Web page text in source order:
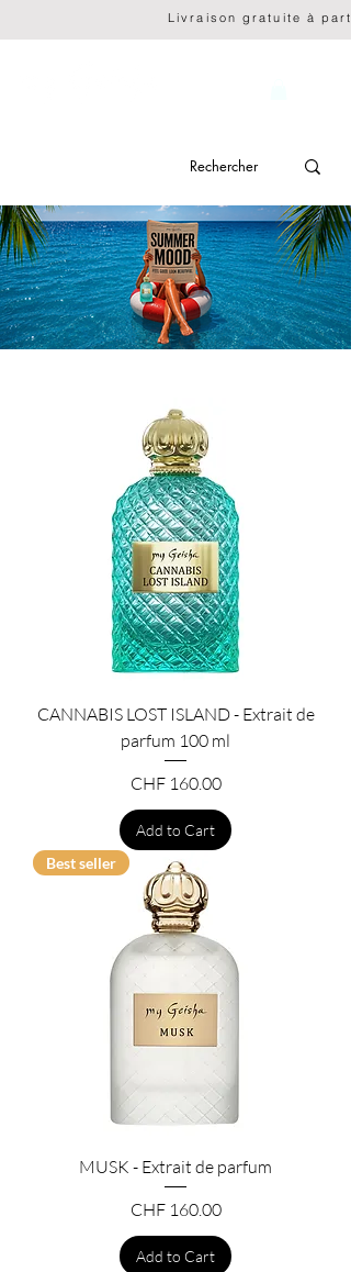
Livraison
CANNABIS LOST ISLAND - Extrait de
parfum 100 ml
Price
CHF 160.00
Add to Cart
Best seller
MUSK - Extrait de parfum
Price
CHF 160.00
Add to Cart